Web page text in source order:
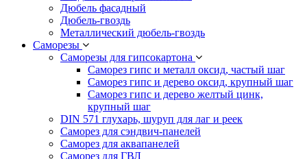
Дюбель фасадный
Дюбель-гвоздь
Металлический дюбель-гвоздь
Саморезы
Саморезы для гипсокартона
Саморез гипс и металл оксид, частый шаг
Саморез гипс и дерево оксид, крупный шаг
Саморез гипс и дерево желтый цинк,
крупный шаг
DIN 571 глухарь, шуруп для лаг и реек
Саморез для сэндвич-панелей
Саморез для аквапанелей
Саморез для ГВЛ